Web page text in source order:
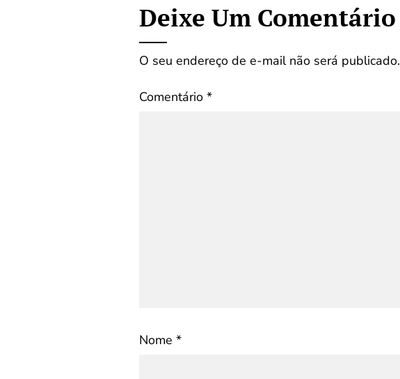
Deixe Um Comentário
O seu endereço de e-mail não será publicado.
Comentário *
Nome *